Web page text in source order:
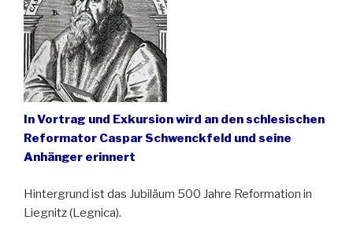
In Vortrag und Exkursion wird an den schlesischen
Reformator Caspar Schwenckfeld und seine
Anhänger erinnert
Hintergrund ist das Jubiläum 500 Jahre Reformation in
Liegnitz (Legnica).